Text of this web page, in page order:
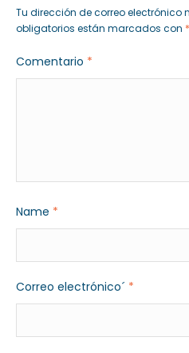
Tu dirección de correo electrónico
obligatorios están marcados con *
Comentario *
Name *
Correo electrónico´ *